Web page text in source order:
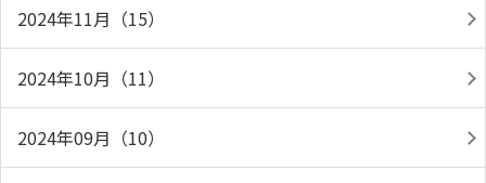
2024年11月（15）
2024年10月（11）
2024年09月（10）